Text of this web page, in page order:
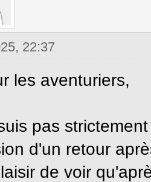
22:37
les aventuriers,
pas
d'un retour
de voir